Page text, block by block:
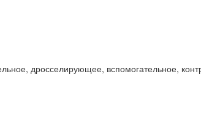
дросселирующее, вспомогательное,